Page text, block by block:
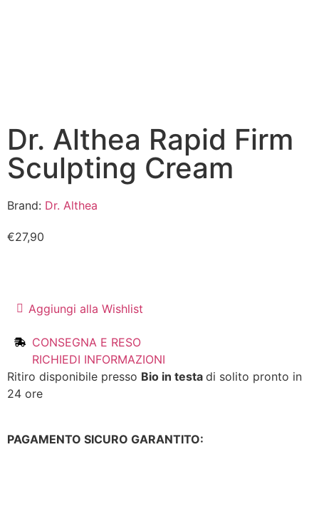
Dr. Althea Rapid Firm
Sculpting Cream
Brand: Dr. Althea
€27,90
Aggiungi alla Wishlist
CONSEGNA E RESO
RICHIEDI INFORMAZIONI
Ritiro disponibile presso Bio in testa di solito pronto in
24 ore
PAGAMENTO SICURO GARANTITO: